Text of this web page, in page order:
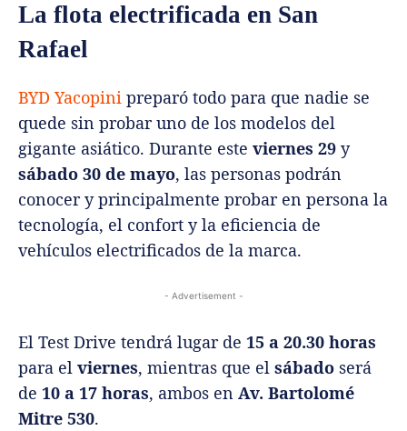
La flota electrificada en San
Rafael
BYD Yacopini preparó todo para que nadie se
quede sin probar uno de los modelos del
gigante asiático. Durante este viernes 29 y
sábado 30 de mayo, las personas podrán
conocer y principalmente probar en persona la
tecnología, el confort y la eficiencia de
vehículos electrificados de la marca.
- Advertisement -
El Test Drive tendrá lugar de 15 a 20.30 horas
para el viernes, mientras que el sábado será
de 10 a 17 horas, ambos en Av. Bartolomé
Mitre 530.